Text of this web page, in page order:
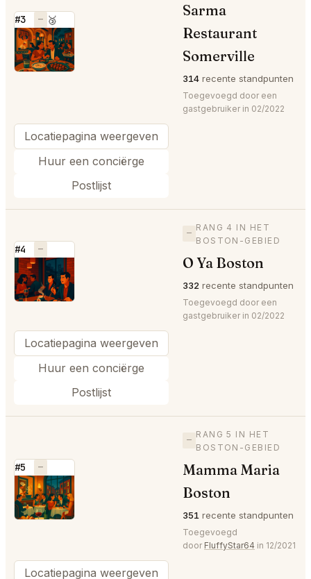
#3 — 🥉
⭐
Sarma
Restaurant
Somerville
314 recente standpunten
Toegevoegd door een
gastgebruiker in 02/2022
Locatiepagina weergeven
Huur een conciërge
Postlijst
#4 —
⭐
—
RANG 4 IN HET
BOSTON-GEBIED
O Ya Boston
332 recente standpunten
Toegevoegd door een
gastgebruiker in 02/2022
Locatiepagina weergeven
Huur een conciërge
Postlijst
#5 —
⭐
—
RANG 5 IN HET
BOSTON-GEBIED
Mamma Maria
Boston
351 recente standpunten
Toegevoegd
door FluffyStar64 in 12/2021
Locatiepagina weergeven